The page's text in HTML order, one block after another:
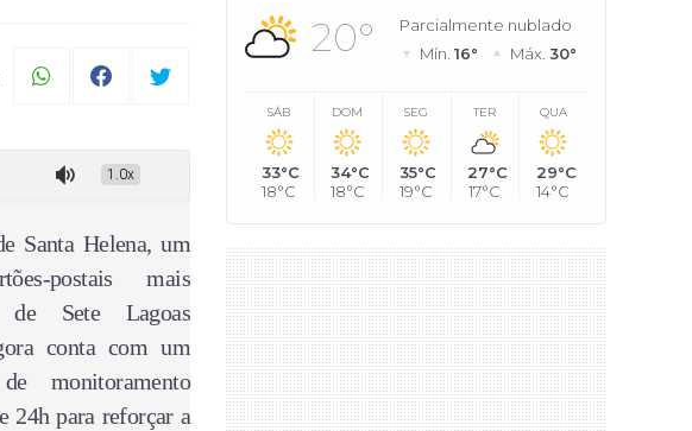
por inteligência artificial em Sete Lagoas
1.0x
Santa Helena, um
postais mais
de Sete Lagoas
conta com um
monitoramento
24h para reforçar a
20°
Parcialmente nublado
Mín. 16° Máx. 30°
SÁB
33°C
18°C
DOM
34°C
18°C
SEG
35°C
19°C
TER
27°C
17°C
QUA
29°C
14°C